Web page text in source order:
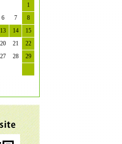
1
6 7
8
13 14
15
20 21
22
27 28
29